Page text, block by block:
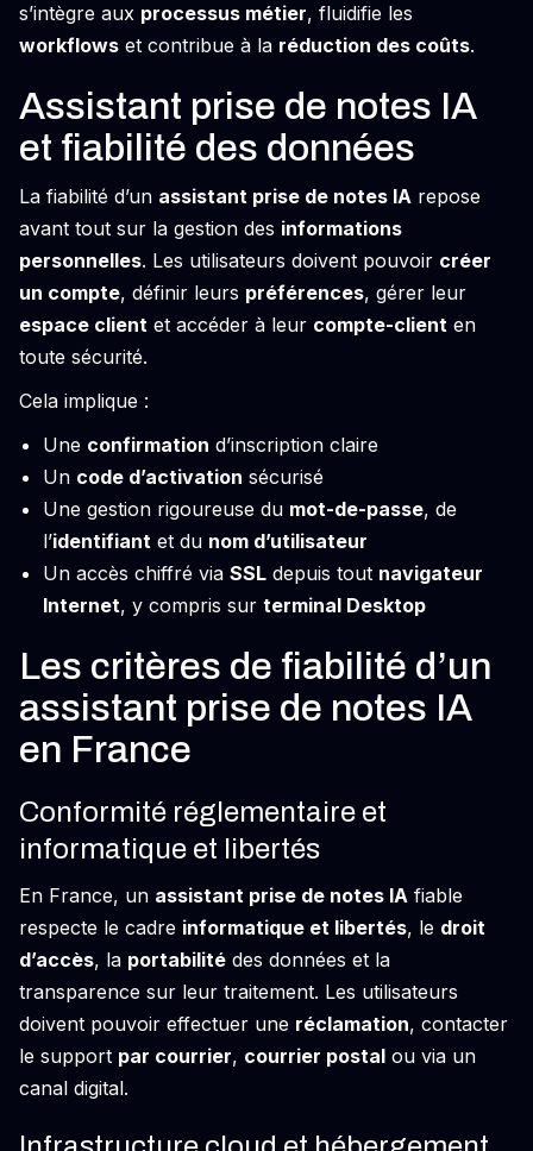
s’intègre aux processus métier, fluidifie les
workflows et contribue à la réduction des coûts.
Assistant prise de notes IA
et fiabilité des données
La fiabilité d’un assistant prise de notes IA repose
avant tout sur la gestion des informations
personnelles. Les utilisateurs doivent pouvoir créer
un compte, définir leurs préférences, gérer leur
espace client et accéder à leur compte-client en
toute sécurité.
Cela implique :
Une confirmation d’inscription claire
Un code d’activation sécurisé
Une gestion rigoureuse du mot-de-passe, de
l’identifiant et du nom d’utilisateur
Un accès chiffré via SSL depuis tout navigateur
Internet, y compris sur terminal Desktop
Les critères de fiabilité d’un
assistant prise de notes IA
en France
Conformité réglementaire et
informatique et libertés
En France, un assistant prise de notes IA fiable
respecte le cadre informatique et libertés, le droit
d’accès, la portabilité des données et la
transparence sur leur traitement. Les utilisateurs
doivent pouvoir effectuer une réclamation, contacter
le support par courrier, courrier postal ou via un
canal digital.